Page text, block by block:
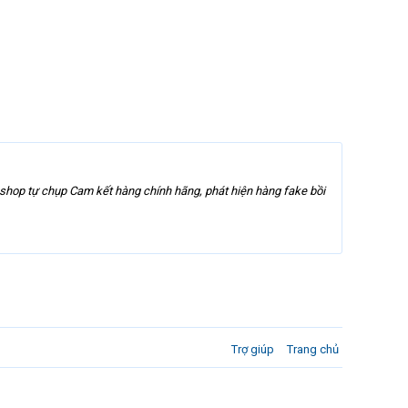
tự chụp Cam kết hàng chính hãng, phát hiện hàng fake bồi
Trợ giúp Trang chủ